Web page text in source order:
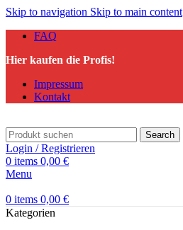
Skip to navigation Skip to main content
FAQ
Hier kaufen die Profis!
Impressum
Kontakt
Search
Login / Registrieren
0 items 0,00 €
Menu
0 items 0,00 €
Kategorien